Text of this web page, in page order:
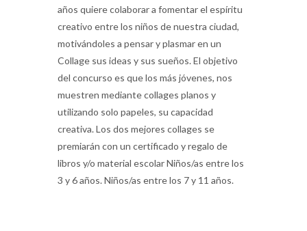
años quiere colaborar a fomentar el espíritu
creativo entre los niños de nuestra ciudad,
motivándoles a pensar y plasmar en un
Collage sus ideas y sus sueños. El objetivo
del concurso es que los más jóvenes, nos
muestren mediante collages planos y
utilizando solo papeles, su capacidad
creativa. Los dos mejores collages se
premiarán con un certificado y regalo de
libros y/o material escolar Niños/as entre los
3 y 6 años. Niños/as entre los 7 y 11 años.